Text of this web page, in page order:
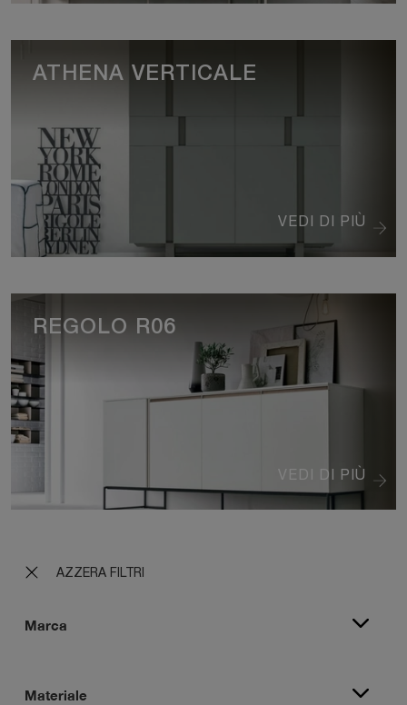
AZZERA FILTRI
Marca
Materiale
VEDI DI PIÙ
ATHENA VERTICALE
VEDI DI PIÙ
REGOLO R06